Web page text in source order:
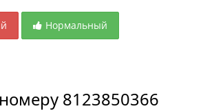
Нормальный
8123850366